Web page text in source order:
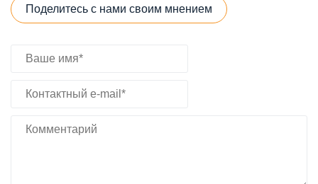
Поделитесь с нами своим мнением